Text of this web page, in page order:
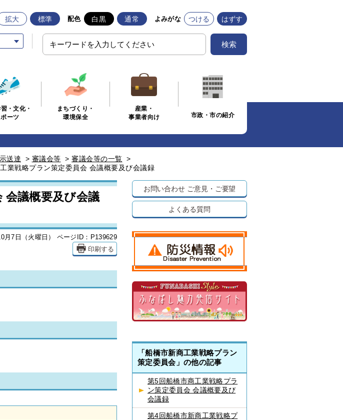
拡大 標準 配色 白黒 通常 よみがな つける はずす
検索
・文化・
ーツ
まちづくり・
環境保全
産業・
事業者向け
市政・市の紹介
送達 > 審議会等 > 審議会等の一覧 >
業戦略プラン策定委員会 会議概要及び会議録
会議概要及び会議
月7日（火曜日） ページID：P139629
印刷する
お問い合わせ ご意見・ご要望
よくある質問
「船橋市新商工業戦略プラン
策定委員会」の他の記事
第5回船橋市商工業戦略プラ
ン策定委員会 会議概要及び
会議録
第4回船橋市新商工業戦略プ